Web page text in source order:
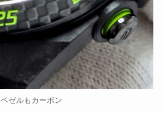
ベゼルもカーボン